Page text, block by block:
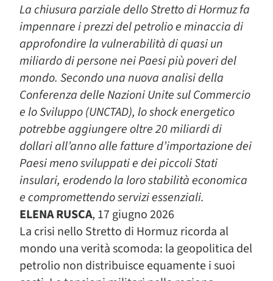
La chiusura parziale dello Stretto diHormuz fa
impennare i prezzi del petrolio e minaccia di
approfondire la vulnerabilità di quasi un
miliardo di persone nei Paesi più poveri del
mondo. Secondo una nuova analisi della
Conferenza delle Nazioni Unite sul Commercio
e lo Sviluppo (UNCTAD), lo shock energetico
potrebbe aggiungere oltre 20 miliardi di
dollari all’anno alle fatture d’importazione dei
Paesi meno sviluppati e dei piccoli Stati
insulari, erodendo la loro stabilità economica
e compromettendo servizi essenziali.
ELENA RUSCA, 17 giugno 2026
La crisi nello Stretto di Hormuz ricorda al
mondo una verità scomoda: la geopolitica del
petrolio non distribuisce equamente i suoi